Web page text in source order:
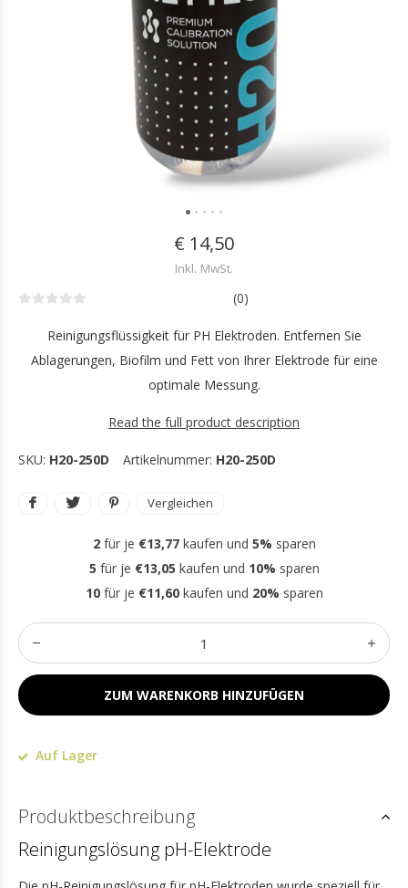
€ 14,50
Inkl. MwSt.
(0)
Reinigungsflüssigkeit für PH Elektroden. Entfernen Sie
Ablagerungen, Biofilm und Fett von Ihrer Elektrode für eine
optimale Messung.
Read the full product description
SKU: H20-250D Artikelnummer: H20-250D
Vergleichen
2für je €13,77kaufen und 5% sparen
5 für je €13,05 kaufen und 10% sparen
10für je €11,60kaufen und 20% sparen
ZUM WARENKORB HINZUFÜGEN
Auf Lager
Produktbeschreibung
Reinigungslösung pH-Elektrode